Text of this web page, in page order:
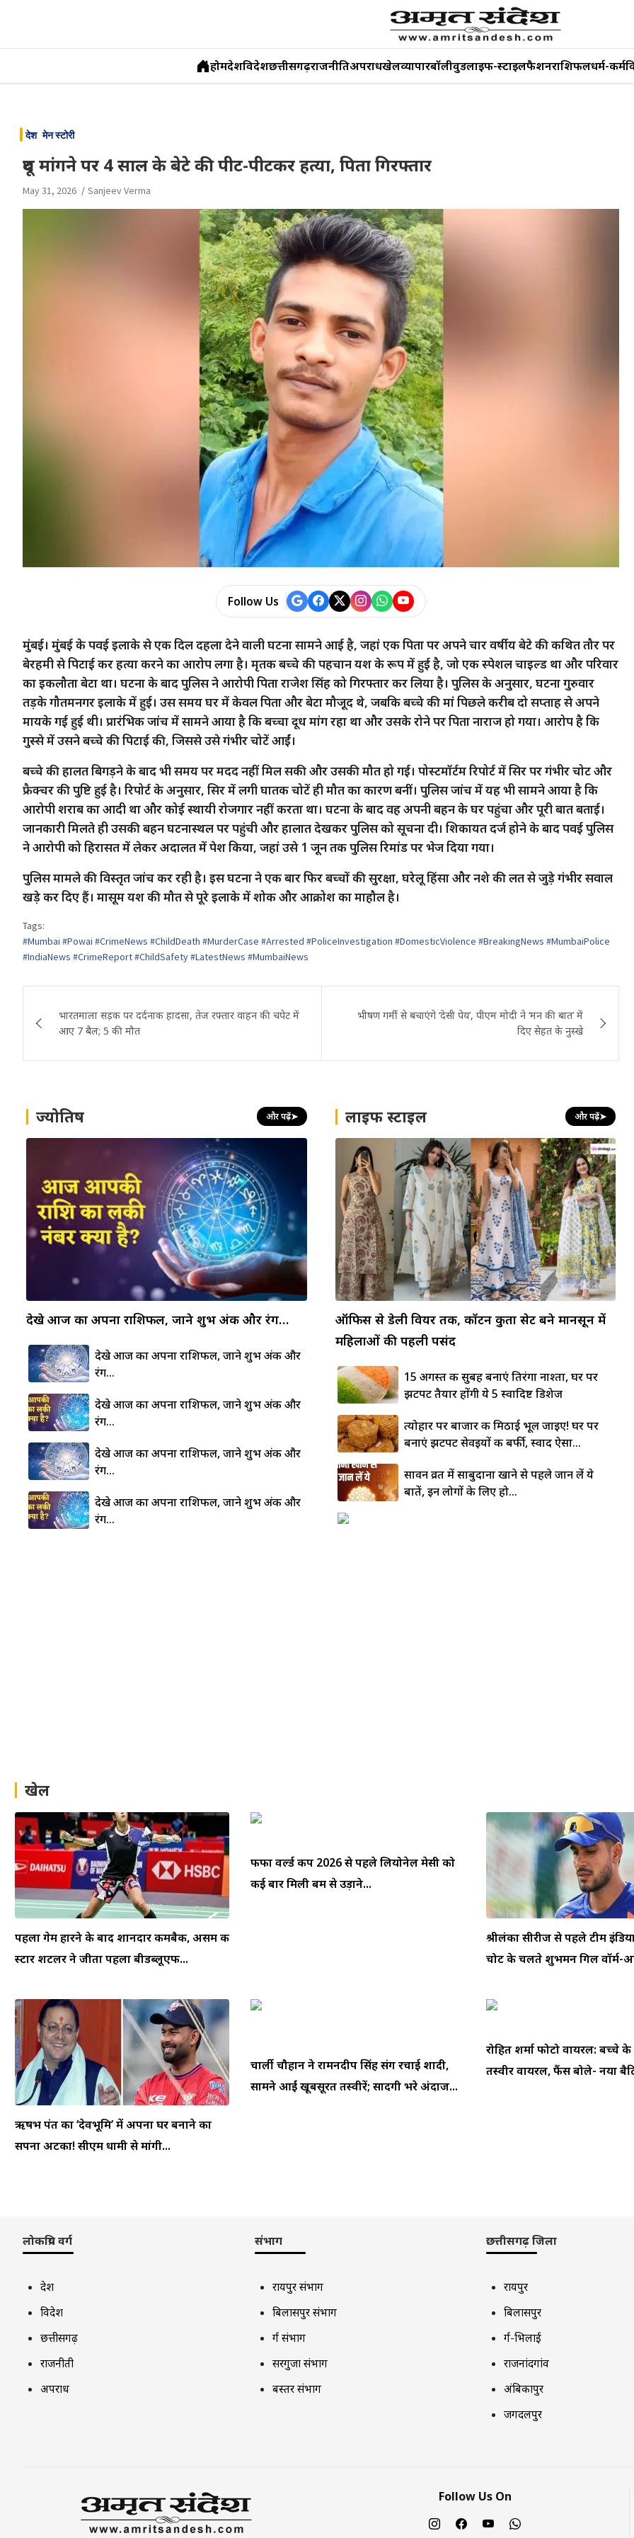
content
होमदेशविदेशछत्तीसगढ़राजनीतिअपराधखेलव्यापारबॉलीवुडलाइफ-स्टाइलफैशनराशिफलधर्म-कर्म
देश मेन स्टोरी
दूध मांगने पर 4 साल के बेटे की पीट-पीटकर हत्या, पिता गिरफ्तार
May 31, 2026 Sanjeev Verma
Follow Us
मुंबई। मुंबई के पवई इलाके से एक दिल दहला देने वाली घटना सामने आई है, जहां एक पिता पर अपने चार वर्षीय बेटे की कथित तौर पर
बेरहमी से पिटाई कर हत्या करने का आरोप लगा है। मृतक बच्चे की पहचान यश के रूप में हुई है, जो एक स्पेशल चाइल्ड था और परिवार
का इकलौता बेटा था। घटना के बाद पुलिस ने आरोपी पिता राजेश सिंह को गिरफ्तार कर लिया है। पुलिस के अनुसार, घटना गुरुवार
तड़के गौतमनगर इलाके में हुई। उस समय घर में केवल पिता और बेटा मौजूद थे, जबकि बच्चे की मां पिछले करीब दो सप्ताह से अपने
मायके गई हुई थी। प्रारंभिक जांच में सामने आया है कि बच्चा दूध मांग रहा था और उसके रोने पर पिता नाराज हो गया। आरोप है कि
गुस्से में उसने बच्चे की पिटाई की, जिससे उसे गंभीर चोटें आईं।
बच्चे की हालत बिगड़ने के बाद भी समय पर मदद नहीं मिल सकी और उसकी मौत हो गई। पोस्टमॉर्टम रिपोर्ट में सिर पर गंभीर चोट और
फ्रैक्चर की पुष्टि हुई है। रिपोर्ट के अनुसार, सिर में लगी घातक चोटें ही मौत का कारण बनीं। पुलिस जांच में यह भी सामने आया है कि
आरोपी शराब का आदी था और कोई स्थायी रोजगार नहीं करता था। घटना के बाद वह अपनी बहन के घर पहुंचा और पूरी बात बताई।
जानकारी मिलते ही उसकी बहन घटनास्थल पर पहुंची और हालात देखकर पुलिस को सूचना दी। शिकायत दर्ज होने के बाद पवई पुलिस
ने आरोपी को हिरासत में लेकर अदालत में पेश किया, जहां उसे 1 जून तक पुलिस रिमांड पर भेज दिया गया।
पुलिस मामले की विस्तृत जांच कर रही है। इस घटना ने एक बार फिर बच्चों की सुरक्षा, घरेलू हिंसा और नशे की लत से जुड़े गंभीर सवाल
खड़े कर दिए हैं। मासूम यश की मौत से पूरे इलाके में शोक और आक्रोश का माहौल है।
Tags:
#Mumbai #Powai #CrimeNews #ChildDeath #MurderCase #Arrested #PoliceInvestigation #DomesticViolence #BreakingNews #MumbaiPolice
#IndiaNews #CrimeReport #ChildSafety #LatestNews #MumbaiNews
navigation
भारतमाला सड़क पर दर्दनाक हादसा, तेज रफ्तार वाहन की चपेट में
आए 7 बैल; 5 की मौत
भीषण गर्मी से बचाएंगे ‘देसी पेय’, पीएम मोदी ने ‘मन की बात’ में
दिए सेहत के नुस्खे
ज्योतिष और पढ़ें➤
देखे आज का अपना राशिफल, जाने शुभ अंक और रंग…
देखे आज का अपना राशिफल, जाने शुभ अंक और
रंग…
देखे आज का अपना राशिफल, जाने शुभ अंक और
रंग…
देखे आज का अपना राशिफल, जाने शुभ अंक और
रंग…
देखे आज का अपना राशिफल, जाने शुभ अंक और
रंग…
लाइफ स्टाइल और पढ़ें➤
ऑफिस से डेली वियर तक, कॉटन कुर्ता सेट बने मानसून में
महिलाओं की पहली पसंद
15 अगस्त की सुबह बनाएं तिरंगा नाश्ता, घर पर
झटपट तैयार होंगी ये 5 स्वादिष्ट डिशेज
त्योहार पर बाजार की मिठाई भूल जाइए! घर पर
बनाएं झटपट सेवइयों की बर्फी, स्वाद ऐसा...
सावन व्रत में साबुदाना खाने से पहले जान लें ये
बातें, इन लोगों के लिए हो...
खेल
पहला गेम हारने के बाद शानदार कमबैक, असम की
स्टार शटलर ने जीता पहला बीडब्लूएफ...
फीफा वर्ल्ड कप 2026 से पहले लियोनेल मेसी को
कई बार मिली बम से उड़ाने...
श्रीलंका सीरीज से पहले टीम
चोट के चलते शुभमन गिल वॉर्म-
ऋषभ पंत का ‘देवभूमि’ में अपना घर बनाने का
सपना अटका! सीएम धामी से मांगी...
चार्ली चौहान ने रामनदीप सिंह संग रचाई शादी,
सामने आईं खूबसूरत तस्वीरें; सादगी भरे अंदाज...
रोहित शर्मा फोटो वायरल: बच्चे के
तस्वीर वायरल, फैंस बोले- नया
लोकप्रिय वर्ग
देश
विदेश
छत्तीसगढ़
राजनीती
अपराध
संभाग
रायपुर संभाग
बिलासपुर संभाग
दुर्ग संभाग
सरगुजा संभाग
बस्तर संभाग
छत्तीसगढ़ जिला
रायपुर
बिलासपुर
दुर्ग-भिलाई
राजनांदगांव
अंबिकापुर
जगदलपुर
Follow Us On